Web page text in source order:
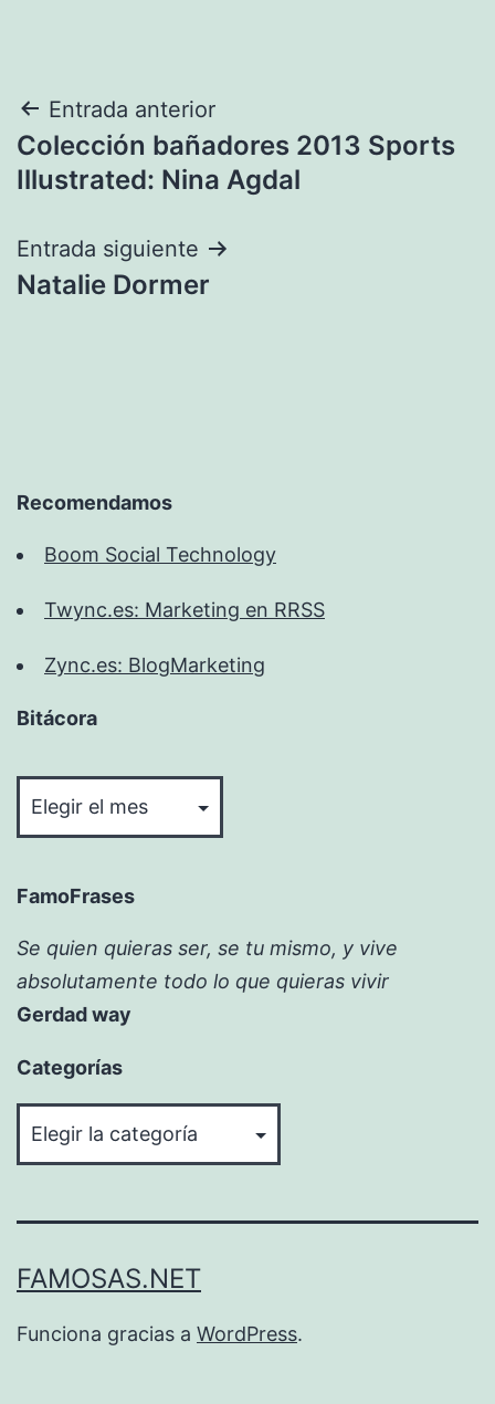
Navegación
de
Entrada anterior
Colección bañadores 2013 Sports
Illustrated: Nina Agdal
Entrada siguiente
Natalie Dormer
Recomendamos
Boom Social Technology
Twync.es: Marketing en RRSS
Zync.es: BlogMarketing
Bitácora
FamoFrases
Se quien quieras ser, se tu mismo, y vive
absolutamente todo lo que quieras vivir
Gerdad way
Categorías
FAMOSAS.NET
Funciona gracias a WordPress.